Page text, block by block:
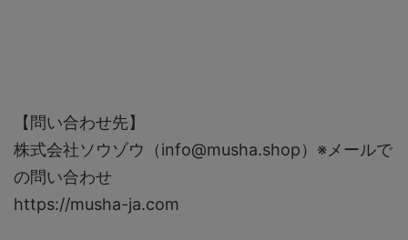
【問い合わせ先】
株式会社ソウゾウ（info@musha.shop）※メールで
の問い合わせ
https://musha-ja.com